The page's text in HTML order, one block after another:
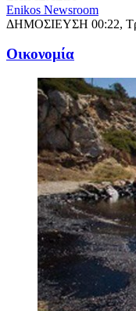
Enikos Newsroom
ΔΗΜΟΣΙΕΥΣΗ 00:22,
Oικονομία